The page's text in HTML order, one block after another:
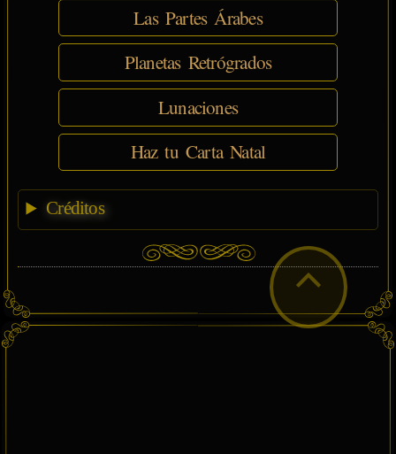
Las Partes Árabes
Planetas Retrógrados
Lunaciones
Haz tu Carta Natal
Créditos